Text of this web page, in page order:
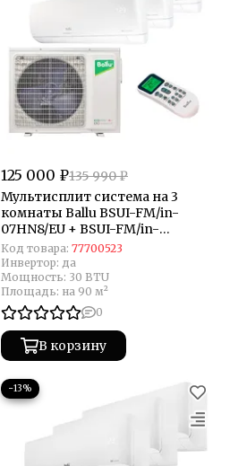
125 000 ₽135 990 ₽
Мультисплит система на 3
комнаты Ballu BSUI-FM/in-
07HN8/EU + BSUI-FM/in-
09HN8/EU + BSUI-FM/in-
12HN8/EU / BA3OI-FM/out-
27HN8/EU
Код товара: 77700523
Инвертор: да
Мощность: 30 BTU
Площадь: на 90 м²
0
В корзину
−13%